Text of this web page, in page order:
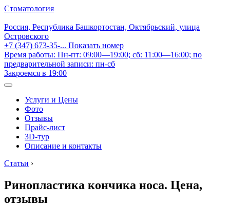
Стоматология
Россия, Республика Башкортостан, Октябрьский, улица
Островского
+7 (347) 673-35-... Показать номер
Время работы: Пн-пт: 09:00—19:00; сб: 11:00—16:00; по
предварительной записи: пн-сб
Закроемся в 19:00
Услуги и Цены
Фото
Отзывы
Прайс-лист
3D-тур
Описание и контакты
Статьи ›
Ринопластика кончика носа. Цена,
отзывы